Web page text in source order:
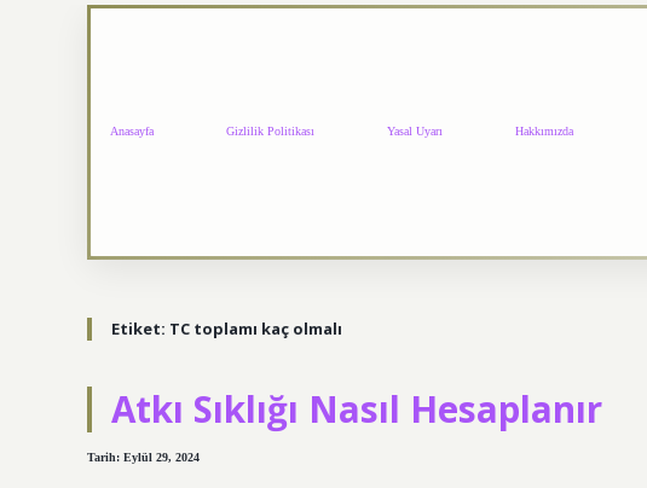
Anasayfa Gizlilik Politikası Yasal Uyarı Hakkımızda
Etiket: TC toplamı kaç olmalı
Atkı Sıklığı Nasıl Hesaplanır
Tarih: Eylül 29, 2024